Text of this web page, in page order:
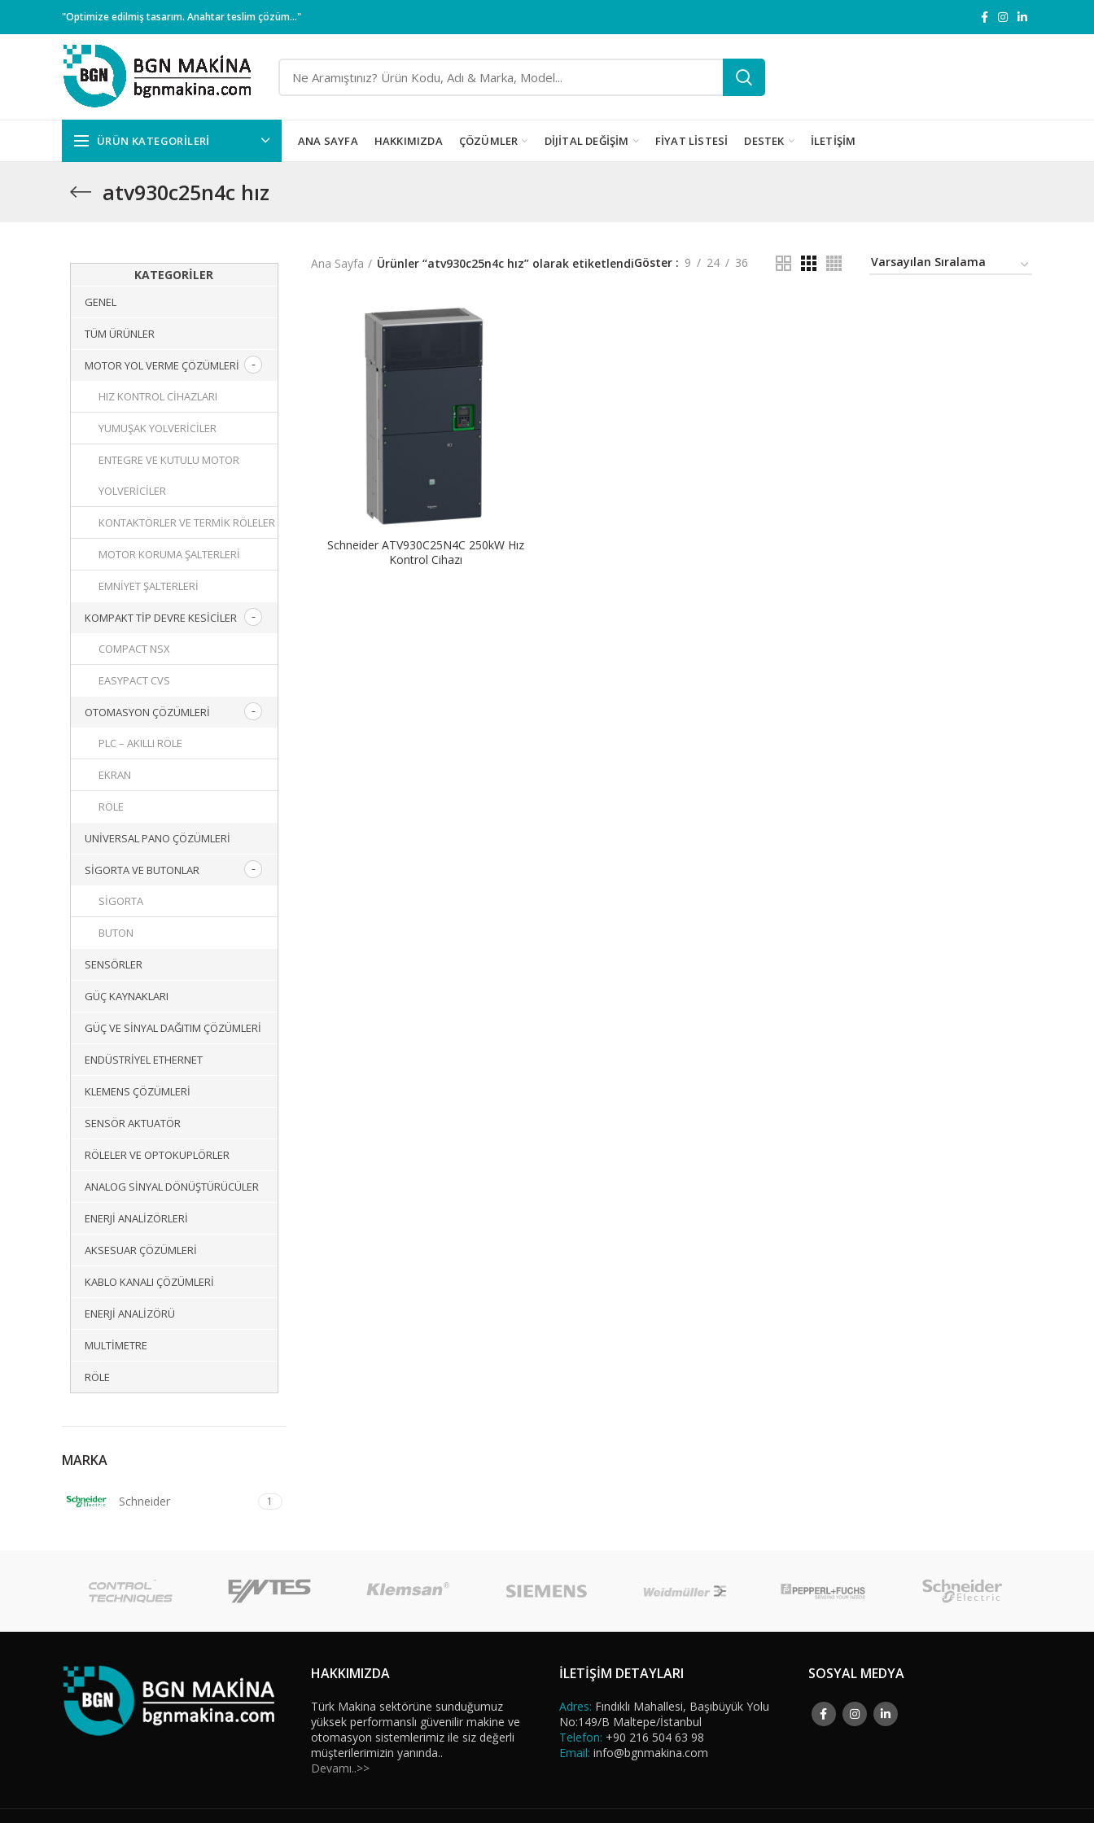
"Optimize edilmiş tasarım. Anahtar teslim çözüm..."
ÜRÜN KATEGORILERI ANA SAYFA HAKKIMIZDA ÇÖZÜMLER DIJITAL DEĞIŞIM FIYAT LISTESI DESTEK İLETIŞIM
atv930c25n4c hız
KATEGORILER
GENEL
TÜM ÜRÜNLER
MOTOR YOL VERME ÇÖZÜMLERI
HIZ KONTROL CIHAZLARI
YUMUŞAK YOLVERICILER
ENTEGRE VE KUTULU MOTOR
YOLVERICILER
KONTAKTÖRLER VE TERMIK RÖLELER
MOTOR KORUMA ŞALTERLERI
EMNIYET ŞALTERLERI
KOMPAKT TIP DEVRE KESICILER
COMPACT NSX
EASYPACT CVS
OTOMASYON ÇÖZÜMLERI
PLC – AKILLI RÖLE
EKRAN
RÖLE
UNIVERSAL PANO ÇÖZÜMLERI
SIGORTA VE BUTONLAR
SIGORTA
BUTON
SENSÖRLER
GÜÇ KAYNAKLARI
GÜÇ VE SINYAL DAĞITIM ÇÖZÜMLERI
ENDÜSTRIYEL ETHERNET
KLEMENS ÇÖZÜMLERI
SENSÖR AKTUATÖR
RÖLELER VE OPTOKUPLÖRLER
ANALOG SINYAL DÖNÜŞTÜRÜCÜLER
ENERJI ANALIZÖRLERI
AKSESUAR ÇÖZÜMLERI
KABLO KANALI ÇÖZÜMLERI
ENERJI ANALIZÖRÜ
MULTIMETRE
RÖLE
MARKA
Schneider 1
Ana Sayfa Ürünler “atv930c25n4c hız” olarak etiketlendiGöster 9 24 36
Schneider ATV930C25N4C 250kW Hız
Kontrol Cihazı
HAKKIMIZDA
Türk Makina sektörüne sunduğumuz
yüksek performanslı güvenilir makine ve
otomasyon sistemlerimiz ile siz değerli
müşterilerimizin yanında..
Devamı..>>
İLETİŞİM DETAYLARI
Adres: Fındıklı Mahallesi, Başıbüyük Yolu
No:149/B Maltepe/İstanbul
Telefon: +90 216 504 63 98
Email: info@bgnmakina.com
SOSYAL MEDYA